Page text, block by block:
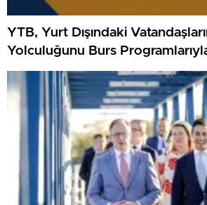
YTB, Yurt Dışındaki
Yolculuğunu Burs